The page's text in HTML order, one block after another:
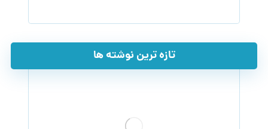
تازه ترین نوشته ها